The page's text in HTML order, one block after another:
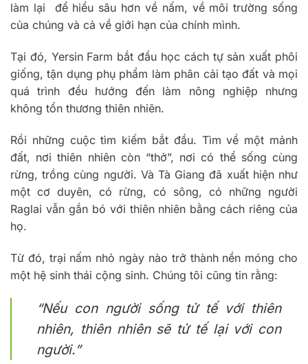
làm lại để hiểu sâu hơn về nấm, về môi trường sống
của chúng và cả về giới hạn của chính mình.
Tại đó, Yersin Farm bắt đầu học cách tự sản xuất phôi
giống, tận dụng phụ phẩm làm phân cải tạo đất và mọi
quá trình đều hướng đến làm nông nghiệp nhưng
không tổn thương thiên nhiên.
Rồi những cuộc tìm kiếm bắt đầu. Tìm về một mảnh
đất, nơi thiên nhiên còn “thở”, nơi có thể sống cùng
rừng, trồng cùng người. Và Tà Giang đã xuất hiện như
một cơ duyên, có rừng, có sông, có những người
Raglai vẫn gắn bó với thiên nhiên bằng cách riêng của
họ.
Từ đó, trại nấm nhỏ ngày nào trở thành nền móng cho
một hệ sinh thái cộng sinh. Chúng tôi cũng tin rằng:
“Nếu con người sống tử tế với thiên
nhiên, thiên nhiên sẽ tử tế lại với con
người.”